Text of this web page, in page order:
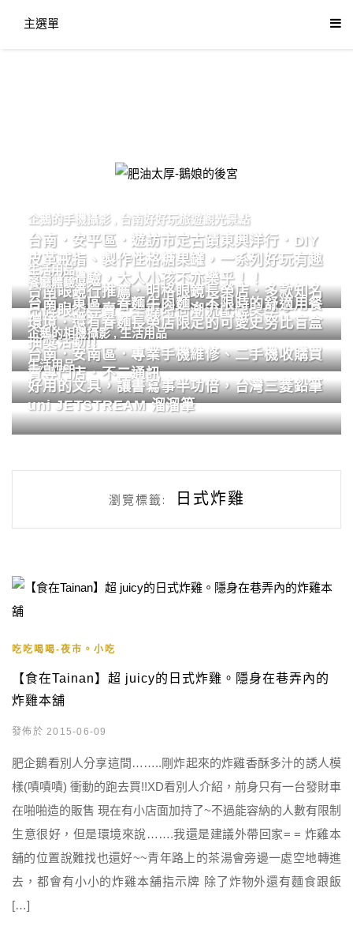
主選單
肥油太厚-鵝娘的後宮
企鵝的手機攝影 台南好好玩旅遊觀光景點
台南．安平區．遊訪市定古蹟東興洋行．DIY
皮革戒指、製作性格糖果罐，一系列好玩有趣
的手作體驗，大人小孩不亦樂乎！！
生活用品
台南眼鏡行推薦．明格眼鏡長榮店．多款知名
品牌眼鏡專賣．掌握時尚潮流配鏡美學。
餐廳體驗
台南．東區．眷麵牛肉麵．不限時的舒適用餐
環境．還有眷麵長榮店限定的可愛史努比盲盒
抽獎活動!!
企鵝的相機攝影,生活用品
台南．安南區．專業手機維修、二手機收購買
賣專門店．不二通訊
生活用品
好用的文具，讓書寫事半功倍，台灣三菱鉛筆
uni JETSTREAM 溜溜筆
瀏覽標籤: 日式炸雞
吃吃喝喝-夜市。小吃
【食在Tainan】超 juicy的日式炸雞。隱身在巷弄內的
炸雞本舖
發佈於 2015-06-09
肥企鵝看別人分享這間……..剛炸起來的炸雞香酥多汁的誘人模
樣(嘖嘖嘖) 衝動的跑去買!!XD看別人介紹，前身只有一台發財車
在啪啪造的販售 現在有小店面加持了~不過能容納的人數有限制
生意很好，但是環境來說…….我還是建議外帶回家= = 炸雞本
舖的位置說難找也還好~~青年路上的茶湯會旁邊一處空地轉進
去，都會有小小的炸雞本舖指示牌 除了炸物外還有麵食跟飯
[…]